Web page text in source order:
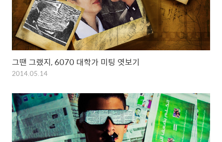
그땐 그랬지, 6070 대학가 미팅 엿보기
2014.05.14